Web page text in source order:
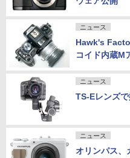
ニュース
Hawk's
コイド内蔵M
ニュース
TS-Eレンズ
ニュース
オリンパス、